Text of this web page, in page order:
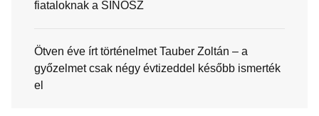
fiataloknak a SINOSZ
Ötven éve írt történelmet Tauber Zoltán – a
győzelmet csak négy évtizeddel később ismerték
el